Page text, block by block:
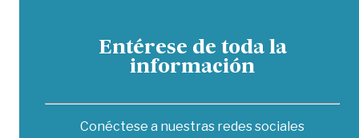
Entérese de toda la
información
Conéctese a nuestras redes sociales